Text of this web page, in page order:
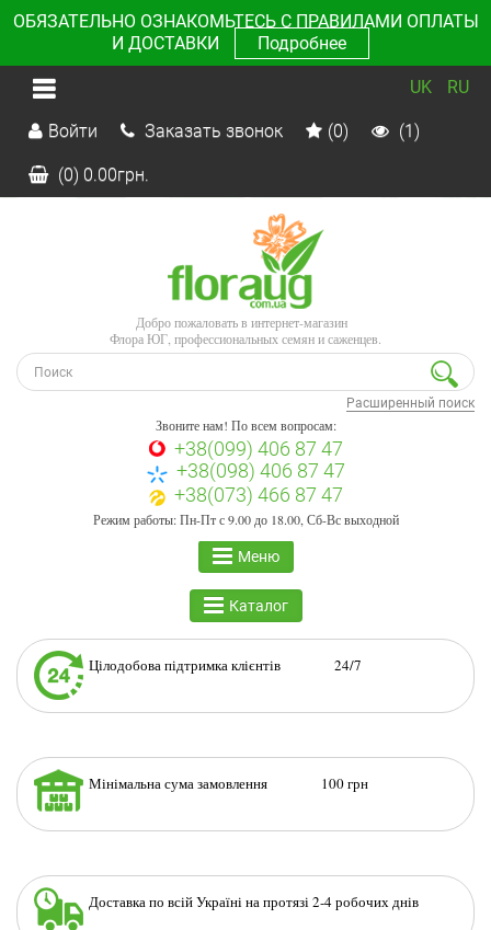
ОБЯЗАТЕЛЬНО ОЗНАКОМЬТЕСЬ С ПРАВИЛАМИ ОПЛАТЫ
И ДОСТАВКИ
Подробнее
UK RU
Войти Заказать звонок (0) (1)
(0) 0.00грн.
Добро пожаловать в интернет-магазин
Флора ЮГ, профессиональных семян и саженцев.
Расширенный поиск
Звоните нам! По всем вопросам:
+38(099) 406 87 47
+38(098) 406 87 47
+38(073) 466 87 47
Режим работы: Пн-Пт с 9.00 до 18.00, Сб-Вс выходной
Меню
Каталог
Цілодобова підтримка клієнтів 24/7
Мінімальна сума замовлення 100 грн
Доставка по всій Україні на протязі 2-4 робочих днів